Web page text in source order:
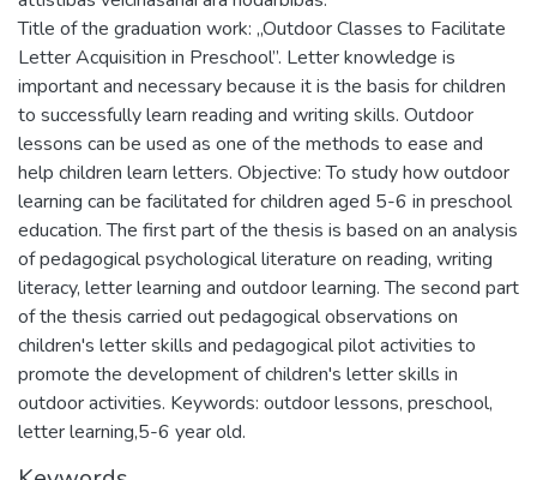
Title of the graduation work: „Outdoor Classes to Facilitate
Letter Acquisition in Preschool”. Letter knowledge is
important and necessary because it is the basis for children
to successfully learn reading and writing skills. Outdoor
lessons can be used as one of the methods to ease and
help children learn letters. Objective: To study how outdoor
learning can be facilitated for children aged 5-6 in preschool
education. The first part of the thesis is based on an analysis
of pedagogical psychological literature on reading, writing
literacy, letter learning and outdoor learning. The second part
of the thesis carried out pedagogical observations on
children's letter skills and pedagogical pilot activities to
promote the development of children's letter skills in
outdoor activities. Keywords: outdoor lessons, preschool,
letter learning,5-6 year old.